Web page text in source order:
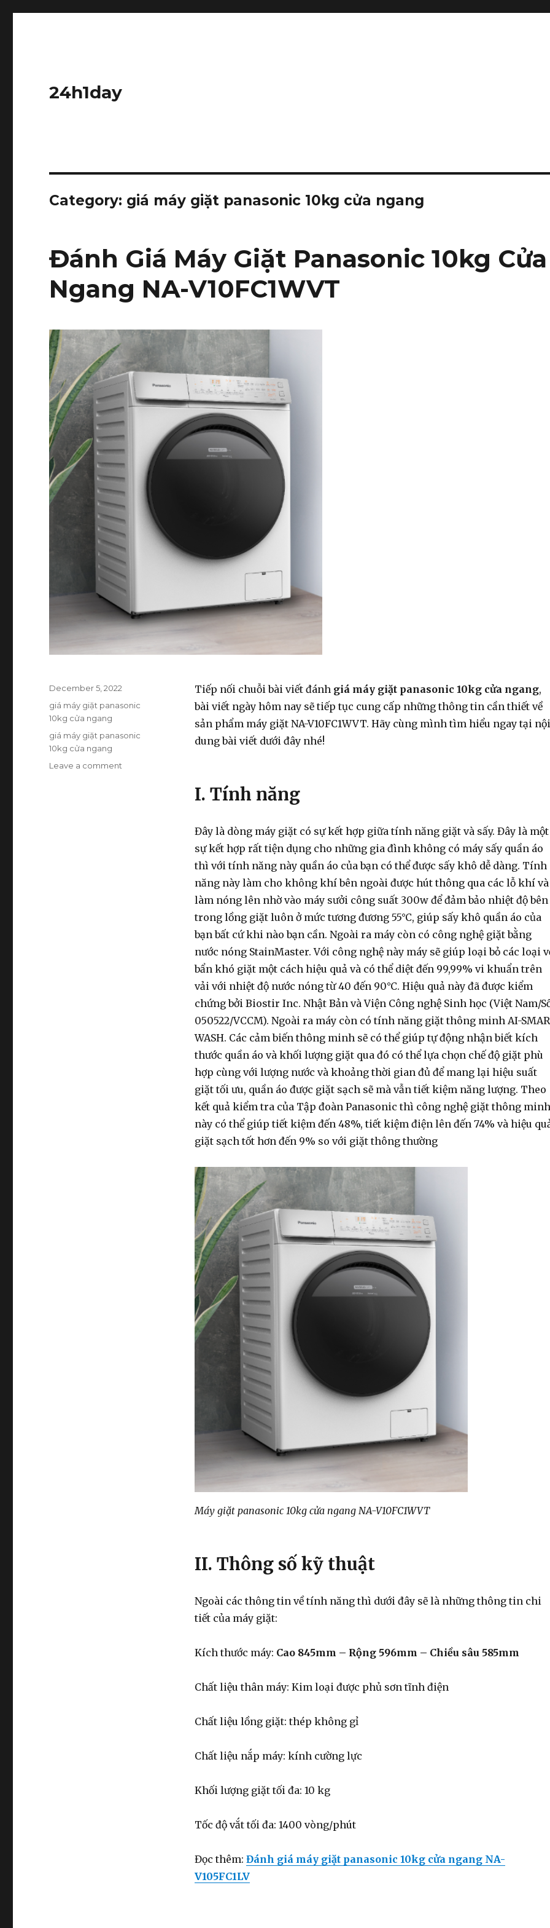
24h1day
Category: giá máy giặt panasonic 10kg cửa ngang
Đánh Giá Máy Giặt Panasonic 10kg Cửa
Ngang NA-V10FC1WVT
Tiếp nối chuỗi bài viết đánh giá máy giặt panasonic 10kg cửa ngang,
bài viết ngày hôm nay sẽ tiếp tục cung cấp những thông tin cần thiết về
sản phẩm máy giặt NA-V10FC1WVT. Hãy cùng mình tìm hiểu ngay tại nội
dung bài viết dưới đây nhé!
I. Tính năng
Đây là dòng máy giặt có sự kết hợp giữa tính năng giặt và sấy. Đây là một
sự kết hợp rất tiện dụng cho những gia đình không có máy sấy quần áo
thì với tính năng này quần áo của bạn có thể được sấy khô dễ dàng. Tính
năng này làm cho không khí bên ngoài được hút thông qua các lỗ khí và
làm nóng lên nhờ vào máy sưởi công suất 300w để đảm bảo nhiệt độ bên
trong lồng giặt luôn ở mức tương đương 55°C, giúp sấy khô quần áo của
bạn bất cứ khi nào bạn cần. Ngoài ra máy còn có công nghệ giặt bằng
nước nóng StainMaster. Với công nghệ này máy sẽ giúp loại bỏ các loại
bẩn khó giặt một cách hiệu quả và có thể diệt đến 99,99% vi khuẩn trên
vải với nhiệt độ nước nóng từ 40 đến 90°C. Hiệu quả này đã được kiểm
chứng bởi Biostir Inc. Nhật Bản và Viện Công nghệ Sinh học (Việt Nam/
050522/VCCM). Ngoài ra máy còn có tính năng giặt thông minh AI-
WASH. Các cảm biến thông minh sẽ có thể giúp tự động nhận biết kích
thước quần áo và khối lượng giặt qua đó có thể lựa chọn chế độ giặt phù
hợp cùng với lượng nước và khoảng thời gian đủ để mang lại hiệu suất
giặt tối ưu, quần áo được giặt sạch sẽ mà vẫn tiết kiệm năng lượng. Theo
kết quả kiểm tra của Tập đoàn Panasonic thì công nghệ giặt thông minh
này có thể giúp tiết kiệm đến 48%, tiết kiệm điện lên đến 74% và hiệu
giặt sạch tốt hơn đến 9% so với giặt thông thường
Máy giặt panasonic 10kg cửa ngang NA-V10FC1WVT
II. Thông số kỹ thuật
Ngoài các thông tin về tính năng thì dưới đây sẽ là những thông tin chi
tiết của máy giặt:
Kích thước máy: Cao 845mm – Rộng 596mm – Chiều sâu 585mm
Chất liệu thân máy: Kim loại được phủ sơn tĩnh điện
Chất liệu lồng giặt: thép không gỉ
Chất liệu nắp máy: kính cường lực
Khối lượng giặt tối đa: 10 kg
Tốc độ vắt tối đa: 1400 vòng/phút
Đọc thêm: Đánh giá máy giặt panasonic 10kg cửa ngang NA-
V105FC1LV
Posted
on
December 5, 2022
Categories
giá máy giặt panasonic
10kg cửa ngang
Tags
giá máy giặt panasonic
10kg cửa ngang
Leave a comment